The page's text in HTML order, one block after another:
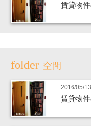
賃貸物
空間
2016/05/13
賃貸物